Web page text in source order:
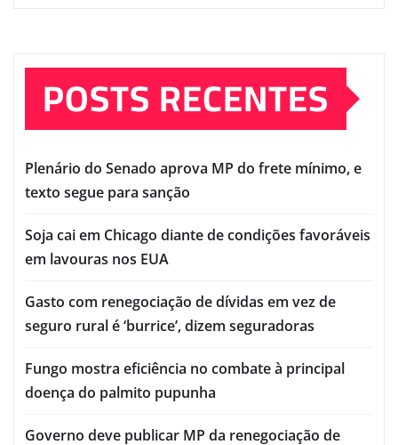
POSTS RECENTES
Plenário do Senado aprova MP do frete mínimo, e
texto segue para sanção
Soja cai em Chicago diante de condições favoráveis
em lavouras nos EUA
Gasto com renegociação de dívidas em vez de
seguro rural é ‘burrice’, dizem seguradoras
Fungo mostra eficiência no combate à principal
doença do palmito pupunha
Governo deve publicar MP da renegociação de